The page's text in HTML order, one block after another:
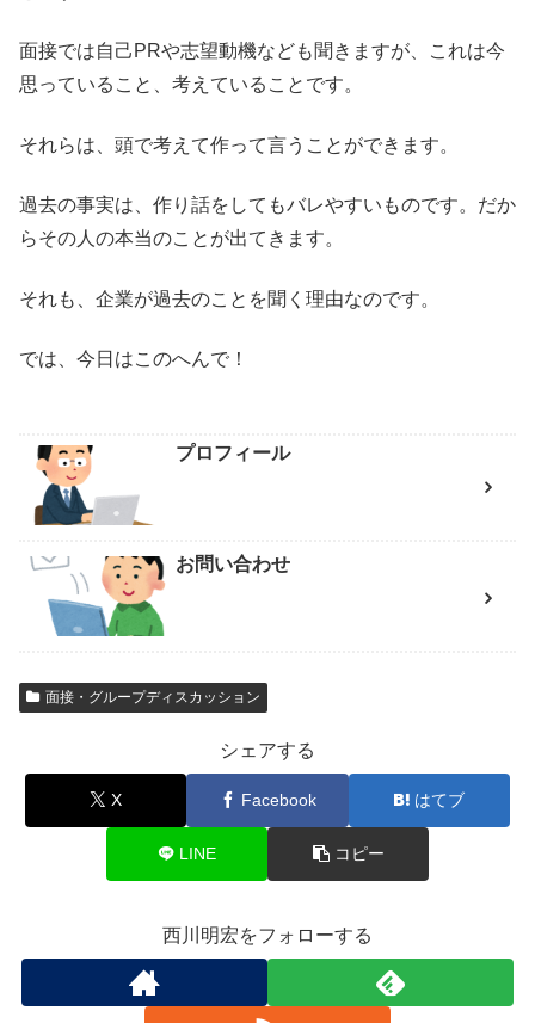
面接では自己PRや志望動機なども聞きますが、これは今
思っていること、考えていることです。
それらは、頭で考えて作って言うことができます。
過去の事実は、作り話をしてもバレやすいものです。だか
らその人の本当のことが出てきます。
それも、企業が過去のことを聞く理由なのです。
では、今日はこのへんで！
プロフィール
お問い合わせ
面接・グループディスカッション
シェアする
X Facebook はてブ
LINE コピー
西川明宏をフォローする